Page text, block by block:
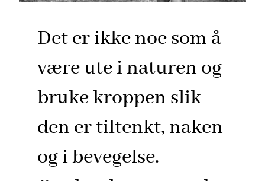
Det er ikke noe som å
være ute i naturen og
bruke kroppen slik
den er tiltenkt, naken
og i bevegelse.